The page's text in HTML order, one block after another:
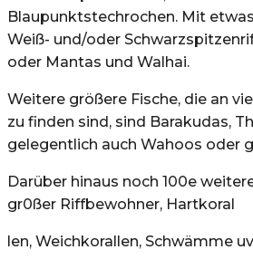
Blaupunktstechrochen. Mit
Weiß- und/oder
oder Mantas und Walhai.
Weitere größere Fische, die an
zu finden sind, sind Barakudas,
gelegentlich auch Wahoos oder
Darüber hinaus noch 100e
gr0ßer Riffbewohner, Hartkoral
len, Weichkorallen, Schwämme